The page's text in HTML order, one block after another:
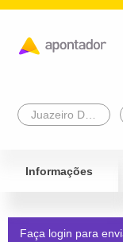
Informações
Faça login para